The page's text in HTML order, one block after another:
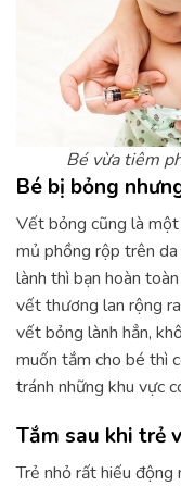
Bé vừa tiêm
Bé bị bỏng
Vết bỏng cũng là
mủ phồng rộp trên
lành thì bạn hoàn
vết thương lan rộng
vết bỏng lành hẳn,
muốn tắm cho bé thì
tránh những khu vực
Tắm sau khi trẻ
Trẻ nhỏ rất hiếu động